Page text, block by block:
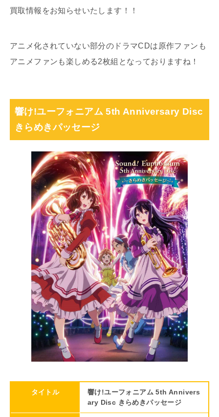
買取情報をお知らせいたします！！
アニメ化されていない部分のドラマCDは原作ファンも
アニメファンも楽しめる2枚組となっておりますね！
響け!ユーフォニアム 5th Anniversary Disc
きらめきパッセージ
タイトル
響け!ユーフォニアム 5th Annivers
ary Disc きらめきパッセージ